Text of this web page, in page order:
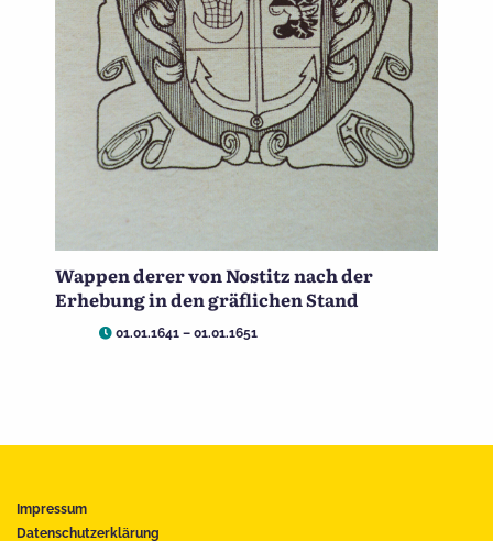
Wappen derer von Nostitz nach der
Erhebung in den gräflichen Stand
01.01.1641 – 01.01.1651
Impressum
Datenschutzerklärung